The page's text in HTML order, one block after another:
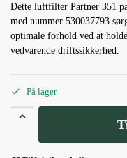
Dette luftfilter Partner 351
med nummer 530037793
optimale forhold ved at
vedvarende driftssikkerhed.
På lager